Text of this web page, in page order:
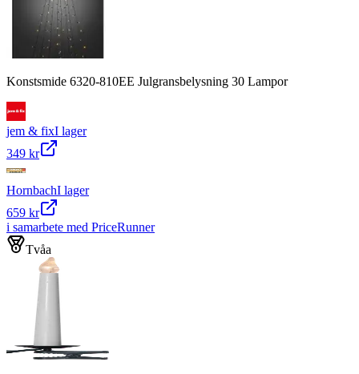
Konstsmide 6320-810EE Julgransbelysning 30 Lampor
jem & fixI lager
349 kr
HornbachI lager
659 kr
i samarbete med PriceRunner
Tvåa